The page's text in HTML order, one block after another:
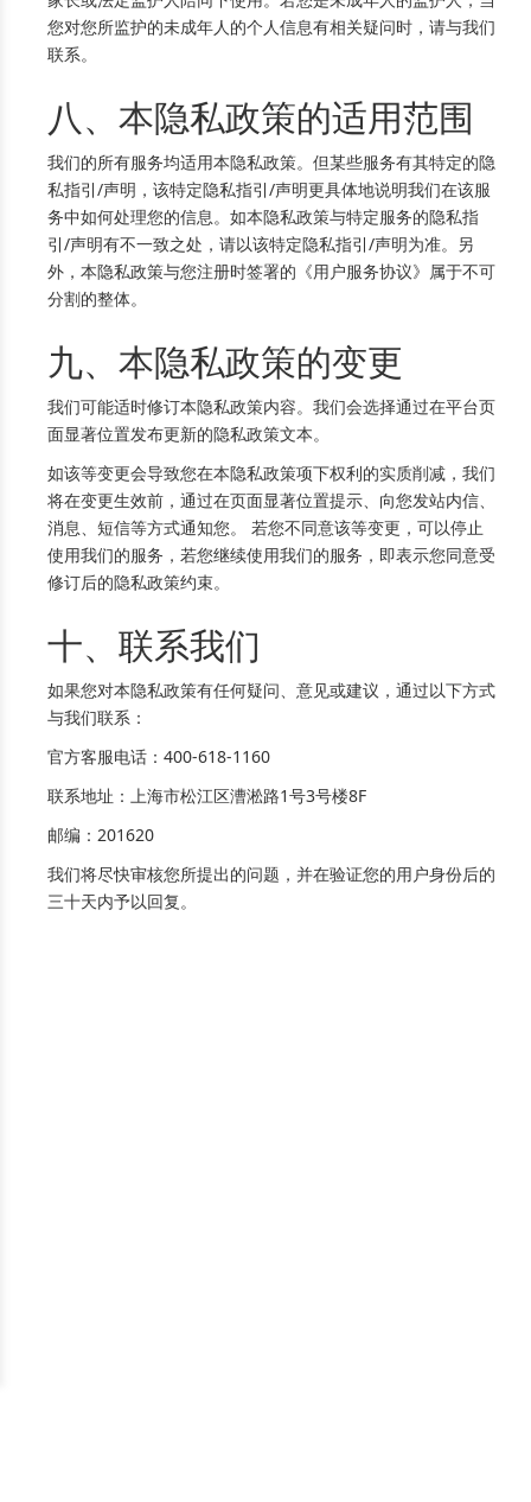
您对您所监护的未成年人的个人信息有相关疑问时，请与我们
联系。
八、本隐私政策的适用范围
我们的所有服务均适用本隐私政策。但某些服务有其特定的隐
私指引/声明，该特定隐私指引/声明更具体地说明我们在该服
务中如何处理您的信息。如本隐私政策与特定服务的隐私指
引/声明有不一致之处，请以该特定隐私指引/声明为准。另
外，本隐私政策与您注册时签署的《用户服务协议》属于不可
分割的整体。
九、本隐私政策的变更
我们可能适时修订本隐私政策内容。我们会选择通过在平台页
面显著位置发布更新的隐私政策文本。
如该等变更会导致您在本隐私政策项下权利的实质削减，我们
将在变更生效前，通过在页面显著位置提示、向您发站内信、
消息、短信等方式通知您。 若您不同意该等变更，可以停止
使用我们的服务，若您继续使用我们的服务，即表示您同意受
修订后的隐私政策约束。
十、联系我们
如果您对本隐私政策有任何疑问、意见或建议，通过以下方式
与我们联系：
官方客服电话：400-618-1160
联系地址：上海市松江区漕淞路1号3号楼8F
邮编：201620
我们将尽快审核您所提出的问题，并在验证您的用户身份后的
三十天内予以回复。